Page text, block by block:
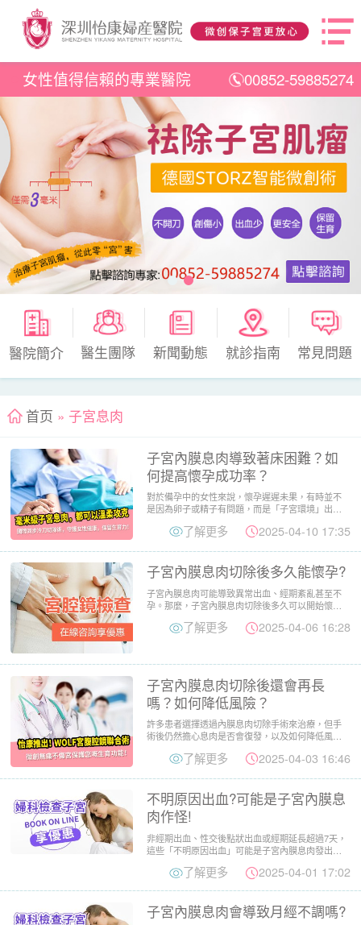
女性值得信賴的專業醫院 00852-59885274
醫院簡介 醫生團隊 新聞動態 就診指南 常見問題
首页 » 子宮息肉
子宮內膜息肉導致著床困難？如
何提高懷孕成功率？
對於備孕中的女性來說，懷孕遲遲未果，有時並不
是因為卵子或精子有問題，而是「子宮環境」出現
了解更多 2025-04-10 17:35
子宮內膜息肉切除後多久能懷孕?
子宮內膜息肉可能導致異常出血、經期紊亂甚至不
孕。那麼，子宮內膜息肉切除後多久可以開始懷孕?
了解更多 2025-04-06 16:28
子宮內膜息肉切除後還會再長
嗎？如何降低風險？
許多患者選擇透過內膜息肉切除手術來治療，但手
術後仍然擔心息肉是否會復發，以及如何降低風
了解更多 2025-04-03 16:46
不明原因出血?可能是子宮內膜息
肉作怪!
非經期出血、性交後點狀出血或經期延長超過7天，
這些「不明原因出血」可能是子宮內膜息肉發出的
了解更多 2025-04-01 17:02
子宮內膜息肉會導致月經不調嗎?